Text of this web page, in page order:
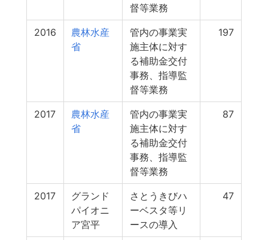
督等業務
2016
農林水産
省
管内の事業実
施主体に対す
る補助金交付
事務、指導監
督等業務
197
2017
農林水産
省
管内の事業実
施主体に対す
る補助金交付
事務、指導監
督等業務
87
2017
グランド
パイオニ
ア宮平
さとうきびハ
ーベスタ等リ
ースの導入
47